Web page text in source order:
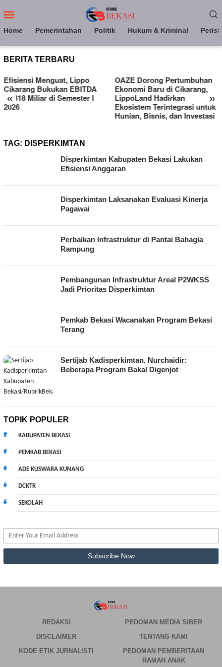
ke
Mobile
Home Pemerintahan Politik Hukum & Kriminal
BERITA TERBARU
« »
Efisiensi Menguat, Lippo
Cikarang Bukukan EBITDA
Rp318 Miliar di Semester I
2026
OAZE Dorong Pertumbuhan
Ekonomi Baru di Cikarang,
LippoLand Hadirkan
Ekosistem Terintegrasi untuk
Hunian, Bisnis, dan Investasi
TAG: DISPERKIMTAN
Disperkimtan Kabupaten Bekasi Lakukan
Efisiensi Anggaran
Disperkimtan Laksanakan Evaluasi Kinerja
Pagawai
Perbaikan Infrastruktur di Pantai Bahagia
Rampung
Pembangunan Infrastruktur Areal P2WKSS
Jadi Prioritas Disperkimtan
Pemkab Bekasi Wacanakan Program Bekasi
Terang
Sertijab Kadisperkimtan. Nurchaidir:
Beberapa Program Bakal Digenjot
TOPIK POPULER
KABUPATEN BEKASI
PEMKAB BEKASI
ADE KUSWARA KUNANG
DCKTR
SEKOLAH
REDAKSI
PEDOMAN MEDIA SIBER
DISCLAIMER
TENTANG KAMI
KODE ETIK JURNALISTI
PEDOMAN PEMBERITAAN
RAMAH ANAK